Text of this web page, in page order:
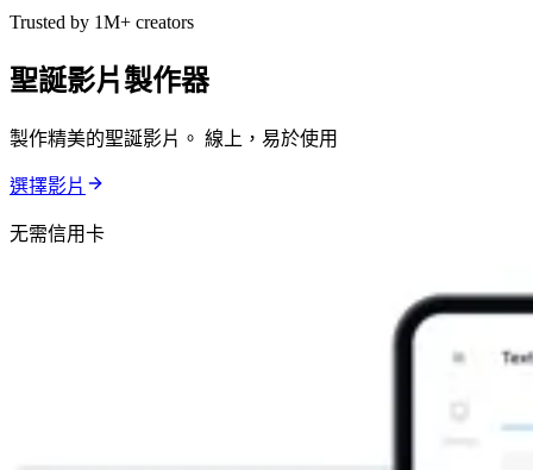
Trusted by 1M+ creators
聖誕影片製作器
製作精美的聖誕影片。 線上，易於使用
選擇影片
无需信用卡